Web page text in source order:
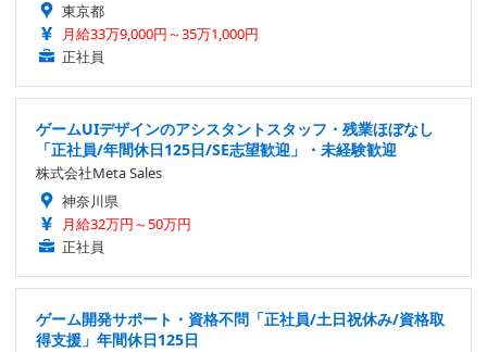
東京都
月給33万9,000円～35万1,000円
正社員
ゲームUIデザインのアシスタントスタッフ・残業ほぼなし
「正社員/年間休日125日/SE志望歓迎」・未経験歓迎
株式会社Meta Sales
神奈川県
月給32万円～50万円
正社員
ゲーム開発サポート・資格不問「正社員/土日祝休み/資格取
得支援」年間休日125日